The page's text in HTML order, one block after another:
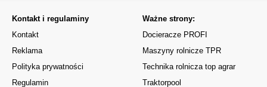
Kontakt i regulaminy
Kontakt
Reklama
Polityka prywatności
Regulamin
Ważne strony:
Docieracze PROFI
Maszyny rolnicze TPR
Technika rolnicza top agrar
Traktorpool